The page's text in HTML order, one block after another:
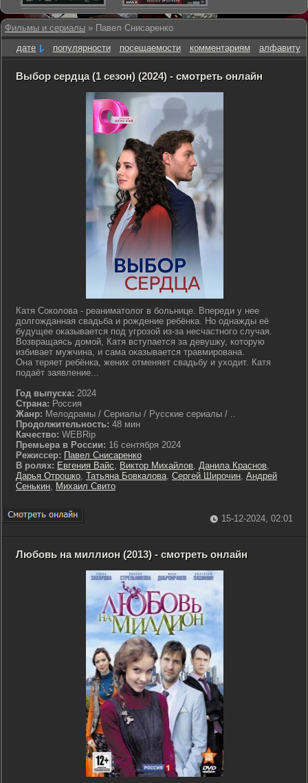
Фильмы и сериалы » Павел Снисаренко
дате
популярности посещаемости комментариям алфавиту
Выбор сердца (1 сезон) (2024) - смотреть онлайн
Катя Соколова - реаниматолог в больнице. Впереди у нее
долгожданная свадьба и рождение ребёнка. Но однажды её
будущее оказывается под угрозой из-за несчастного случая.
Возвращаясь домой, Катя вступается за девушку, которую
избивает мужчина, и сама оказывается травмирована.
Она теряет ребёнка, жених отменяет свадьбу и уходит. Катя
подаёт заявление...
Год выпуска: 2024
Страна: Россия
Жанр: Мелодрамы / Сериалы / Русские сериалы / ..
Продолжительность: 48 мин
Качество: WEBRip
Премьера в России: 16 сентября 2024
Режиссер: Павел Снисаренко
В ролях: Евгения Вайс, Виктор Михайлов, Данила Краснов,
Дарья Отрошко, Татьяна Бовкалова, Сергей Широчин, Андрей
Сенькин, Михаил Свито
15-12-2024, 02:01
Любовь на миллион (2013) - смотреть онлайн